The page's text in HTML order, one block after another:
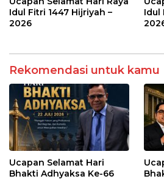
Idul Fitri 1447 Hijriyah –
2026
Idul
Rekomendasi untuk kamu
Ucapan Selamat Hari
Bhakti Adhyaksa Ke-66